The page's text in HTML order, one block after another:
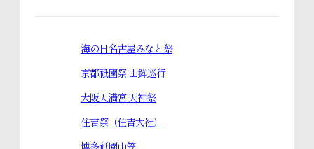
海の日名古屋みなと祭
京都祇園祭 山鉾巡行
大阪天満宮 天神祭
住吉祭（住吉大社）
博多祇園山笠